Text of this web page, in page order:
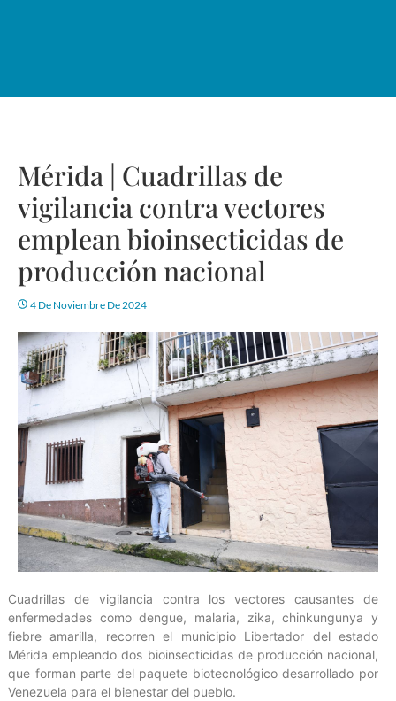
Mérida | Cuadrillas de
vigilancia contra vectores
emplean bioinsecticidas de
producción nacional
4 De Noviembre De 2024
Cuadrillas de vigilancia contra los vectores causantes de
enfermedades como dengue, malaria, zika, chinkungunya y
fiebre amarilla, recorren el municipio Libertador del estado
Mérida empleando dos bioinsecticidas de producción nacional,
que forman parte del paquete biotecnológico desarrollado por
Venezuela para el bienestar del pueblo.